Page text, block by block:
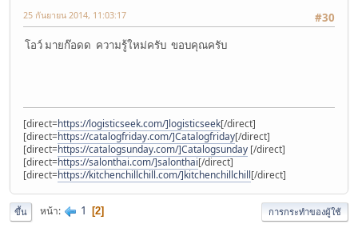
#30
25 กันยายน 2014, 11:03:17
โอว์ มายก๊อดด ความรู้ใหม่ครับ ขอบคุณครับ
[direct=https://logisticseek.com/]logisticseek[/direct]
[direct=https://catalogfriday.com/]Catalogfriday[/direct]
[direct=https://catalogsunday.com/]Catalogsunday [/direct]
[direct=https://salonthai.com/]salonthai[/direct]
[direct=https://kitchenchillchill.com/]kitchenchillchill[/direct]
ขึ้น หน้า 1 2 การกระทำของผู้ใช้